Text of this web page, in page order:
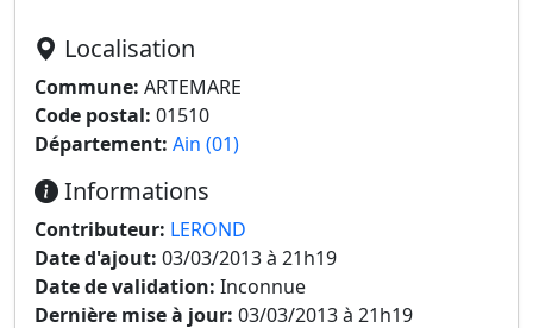
Localisation
Commune: ARTEMARE
Code postal: 01510
Département: Ain (01)
Informations
Contributeur: LEROND
Date d'ajout: 03/03/2013 à 21h19
Date de validation: Inconnue
Dernière mise à jour: 03/03/2013 à 21h19